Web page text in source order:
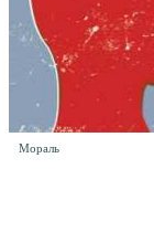
Мораль